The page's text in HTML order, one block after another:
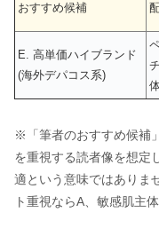
おすすめ候補
E. 高単価ハイブランド
(海外デパコス系)
※「筆者のおすすめ候補
を重視する読者像を想定
適という意味ではありま
ト重視ならA、敏感肌主